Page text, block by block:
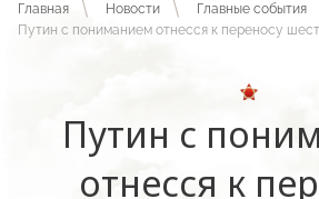
Главная Новости
Главные события
Путин с пониманием отнесся к переносу
Путин с
отнесся к